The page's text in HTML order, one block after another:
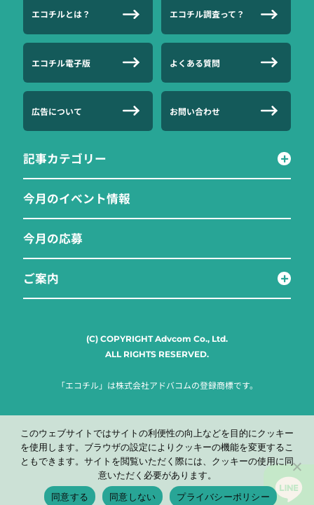
エコチルとは？ エコチル調査って？
エコチル電子版 よくある質問
広告について お問い合わせ
記事カテゴリー
今月のイベント情報
今月の応募
ご案内
(C) COPYRIGHT Advcom Co., Ltd.
ALL RIGHTS RESERVED.
「エコチル」は株式会社アドバコムの登録商標です。
このウェブサイトではサイトの利便性の向上などを目的にクッキー
を使用します。ブラウザの設定によりクッキーの機能を変更するこ
ともできます。サイトを閲覧いただく際には、クッキーの使用に同
意いただく必要があります。
同意する
同意しない プライバシーポリシー